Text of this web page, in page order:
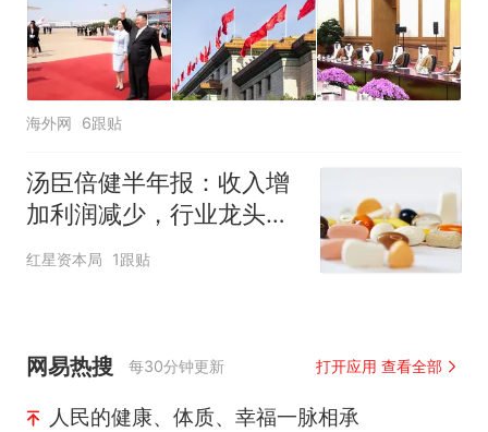
海外网 6跟贴
汤臣倍健半年报：收入增
加利润减少，行业龙头的
AB面
红星资本局 1跟贴
网易热搜 每30分钟更新 打开应用 查看全部
人民的健康、体质、幸福一脉相承